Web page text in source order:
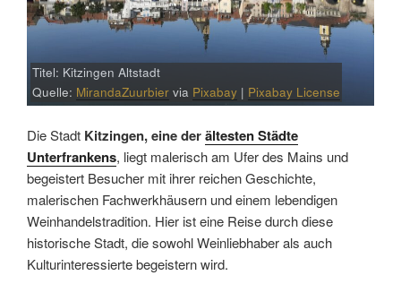
Titel: Kitzingen Altstadt
Quelle: MirandaZuurbier via Pixabay | Pixabay License
Die Stadt Kitzingen, eine derältesten Städte
Unterfrankens, liegt malerisch am Ufer des Mains und
begeistert Besucher mit ihrer reichen Geschichte,
malerischen Fachwerkhäusern und einem lebendigen
Weinhandelstradition. Hier ist eine Reise durch diese
historische Stadt, die sowohl Weinliebhaber als auch
Kulturinteressierte begeistern wird.